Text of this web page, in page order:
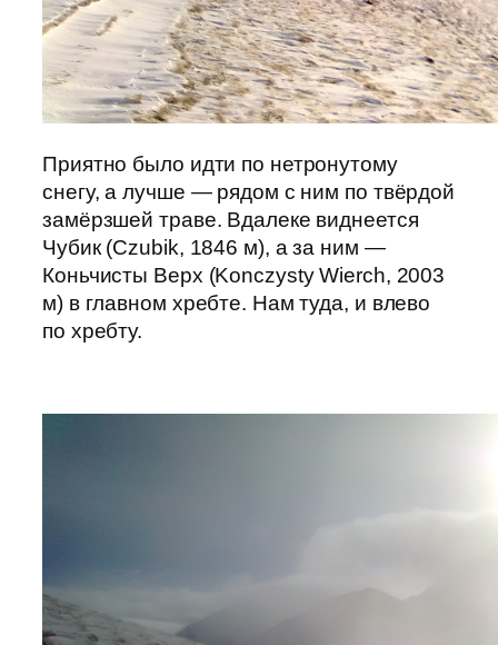
Приятно было идти по нетронутому
снегу, а лучше — рядом с ним по твёрдой
замёрзшей траве. Вдалеке виднеется
Чубик (Czubik, 1846 м), а за ним —
Коньчисты Верх (Konczysty Wierch, 2003
м) в главном хребте. Нам туда, и влево
по хребту.